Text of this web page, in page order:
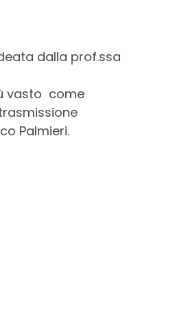
dalla prof.ssa
vasto come
Palmieri.